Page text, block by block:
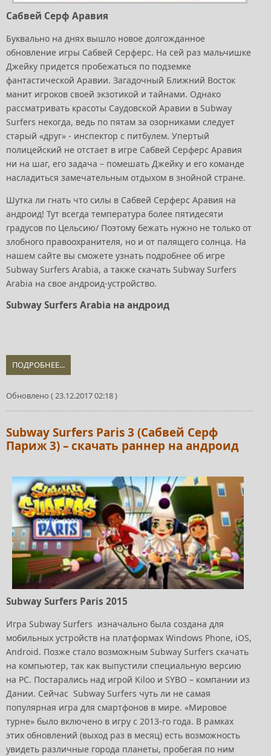
Сабвей Серф Аравия
Буквально на днях вышло новое долгожданное
обновление игры Сабвей Серферс. На сей раз мальчишке
Джейку придется пробежаться по подземке
фантастической Аравии. Загадочный Ближний Восток
манит игроков своей экзотикой и тайнами. Однако
рассматривать красоты Саудовской Аравии в Subway
Surfers некогда, ведь по пятам за озорниками следует
старый «друг» - инспектор с питбулем. Упертый
полицейский не отстает в игре Сабвей Серферс Аравия
ни на шаг, его задача – помешать Джейку и его команде
насладиться замечательным отдыхом в знойной стране.
Шутка ли гнать что силы в Сабвей Серферс Аравия на
андроид! Тут всегда температура более пятидесяти
градусов по Цельсию/ Поэтому бежать нужно не только от
злобного правоохранителя, но и от палящего солнца. На
нашем сайте вы сможете узнать подробнее об игре
Subway Surfers Arabia, а также скачать Subway Surfers
Arabia на свое андроид-устройство.
Subway Surfers Arabia на андроид
ПОДРОБНЕЕ...
Обновлено ( 23.12.2017 02:18 )
Subway Surfers Paris 3 (Сабвей Серф
Париж 3) – скачать раннер на андроид
Subway Surfers Paris 2015
Игра Subway Surfers изначально была создана для
мобильных устройств на платформах Windows Phone, iOS,
Android. Позже стало возможным Subway Surfers скачать
на компьютер, так как выпустили специальную версию
на PC. Постарались над игрой Kiloo и SYBO – компании из
Дании. Сейчас Subway Surfers чуть ли не самая
популярная игра для смартфонов в мире. «Мировое
турне» было включено в игру с 2013-го года. В рамках
этих обновлений (выход раз в месяц) есть возможность
увидеть различные города планеты, пробегая по ним